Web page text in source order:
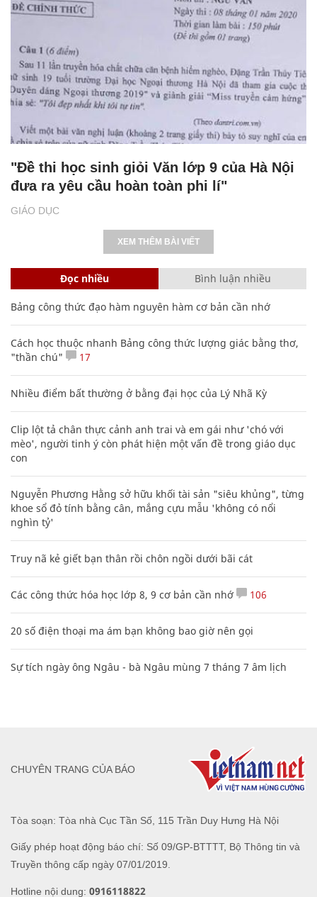
GIÁO DỤC
"Đề thi học sinh giỏi Văn lớp 9 của Hà Nội
đưa ra yêu cầu hoàn toàn phi lí"
XEM THÊM BÀI VIẾT
Đọc nhiều Bình luận nhiều
Bảng công thức đạo hàm nguyên hàm cơ bản cần nhớ
Cách học thuộc nhanh Bảng công thức lượng giác bằng thơ,
"thần chú"
17
Nhiều điểm bất thường ở bằng đại học của Lý Nhã Kỳ
Clip lột tả chân thực cảnh anh trai và em gái như 'chó với
mèo', người tinh ý còn phát hiện một vấn đề trong giáo dục
con
Nguyễn Phương Hằng sở hữu khối tài sản "siêu khủng", từng
khoe sổ đỏ tính bằng cân, mắng cựu mẫu 'không có nổi
nghìn tỷ'
Truy nã kẻ giết bạn thân rồi chôn ngồi dưới bãi cát
Các công thức hóa học lớp 8, 9 cơ bản cần nhớ 106
20 số điện thoại ma ám bạn không bao giờ nên gọi
Sự tích ngày ông Ngâu - bà Ngâu mùng 7 tháng 7 âm lịch
Tòa soạn: Tòa nhà Cục Tần Số, 115 Trần Duy Hưng Hà Nội
Giấy phép hoạt động báo chí: Số 09/GP-BTTTT, Bộ Thông tin và
Truyền thông cấp ngày 07/01/2019.
Hotline nội dung: 0916118822
CHUYÊN TRANG CỦA BÁO